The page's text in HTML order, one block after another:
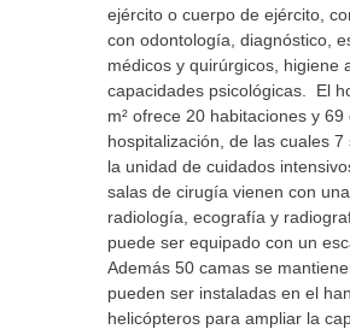
ejército o cuerpo de ejército,
con odontología, diagnóstico,
médicos y quirúrgicos, higiene
capacidades psicológicas. El
m² ofrece 20 habitaciones y 69
hospitalización, de las cuales 7
la unidad de cuidados
salas de cirugía vienen con
radiología, ecografía y
puede ser equipado con un
Además 50 camas se
pueden ser instaladas en el
helicópteros para ampliar la